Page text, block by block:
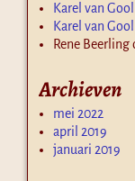
Karel van Gool
Karel van Gool
Rene Beerling
Archieven
mei 2022
april 2019
januari 2019